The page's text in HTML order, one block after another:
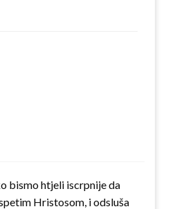
bismo htjeli iscrpnije da
Hristosom, i odsluša